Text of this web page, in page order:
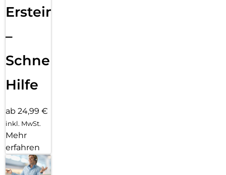
Ersteinrichtung
–
Schnelle
Hilfe
ab 24,99 €
inkl. MwSt.
Mehr
erfahren